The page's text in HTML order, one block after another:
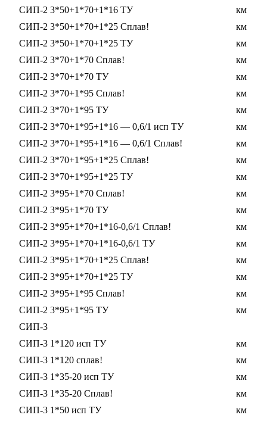
СИП-2 3*50+1*70+1*16 ТУ
км
СИП-2 3*50+1*70+1*25 Сплав!
км
СИП-2 3*50+1*70+1*25 ТУ
км
СИП-2 3*70+1*70 Сплав!
км
СИП-2 3*70+1*70 ТУ
км
СИП-2 3*70+1*95 Сплав!
км
СИП-2 3*70+1*95 ТУ
км
СИП-2 3*70+1*95+1*16 — 0,6/1 исп ТУ
км
СИП-2 3*70+1*95+1*16 — 0,6/1 Сплав!
км
СИП-2 3*70+1*95+1*25 Сплав!
км
СИП-2 3*70+1*95+1*25 ТУ
км
СИП-2 3*95+1*70 Сплав!
км
СИП-2 3*95+1*70 ТУ
км
СИП-2 3*95+1*70+1*16-0,6/1 Сплав!
км
СИП-2 3*95+1*70+1*16-0,6/1 ТУ
км
СИП-2 3*95+1*70+1*25 Сплав!
км
СИП-2 3*95+1*70+1*25 ТУ
км
СИП-2 3*95+1*95 Сплав!
км
СИП-2 3*95+1*95 ТУ
км
СИП-3
СИП-3 1*120 исп ТУ
км
СИП-3 1*120 сплав!
км
СИП-3 1*35-20 исп ТУ
км
СИП-3 1*35-20 Сплав!
км
СИП-3 1*50 исп ТУ
км